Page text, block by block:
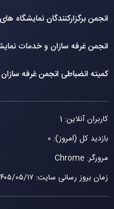
انجمن برگزارکنندگان نمایشگاه
انجمن غرفه سازان و خدمات
کمیته انضباطی انجمن غرفه
کاربران آنلاین: 1
بازدید کل (امروز): 0
مرورگر: Chrome
زمان بروز رسانی سایت:۱۴۰۵/۰۵/۱۷